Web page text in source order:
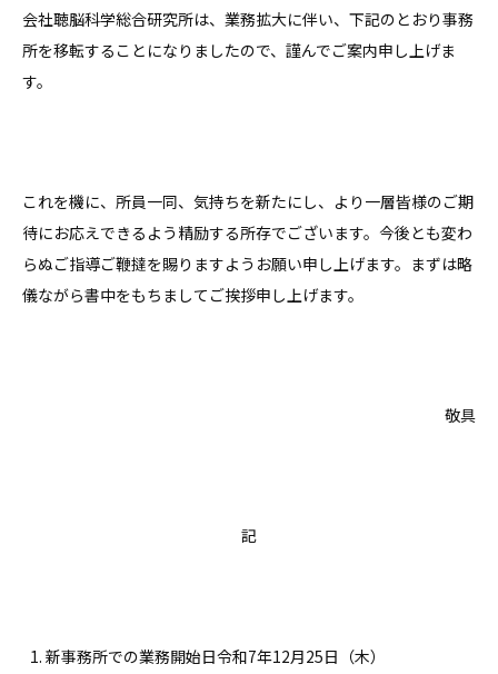
会社聴脳科学総合研究所は、業務拡大に伴い、下記のとおり事務
所を移転することになりましたので、謹んでご案内申し上げま
す。
これを機に、所員一同、気持ちを新たにし、より一層皆様のご期
待にお応えできるよう精励する所存でございます。今後とも変わ
らぬご指導ご鞭撻を賜りますようお願い申し上げます。まずは略
儀ながら書中をもちましてご挨拶申し上げます。
敬具
記
新事務所での業務開始日令和7年12月25日（木）